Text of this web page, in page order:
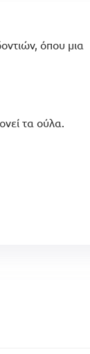
όπου μια
τα ούλα.